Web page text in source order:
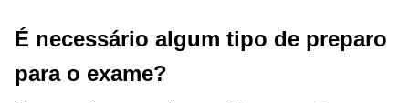
É necessário algum tipo de preparo
para o exame?